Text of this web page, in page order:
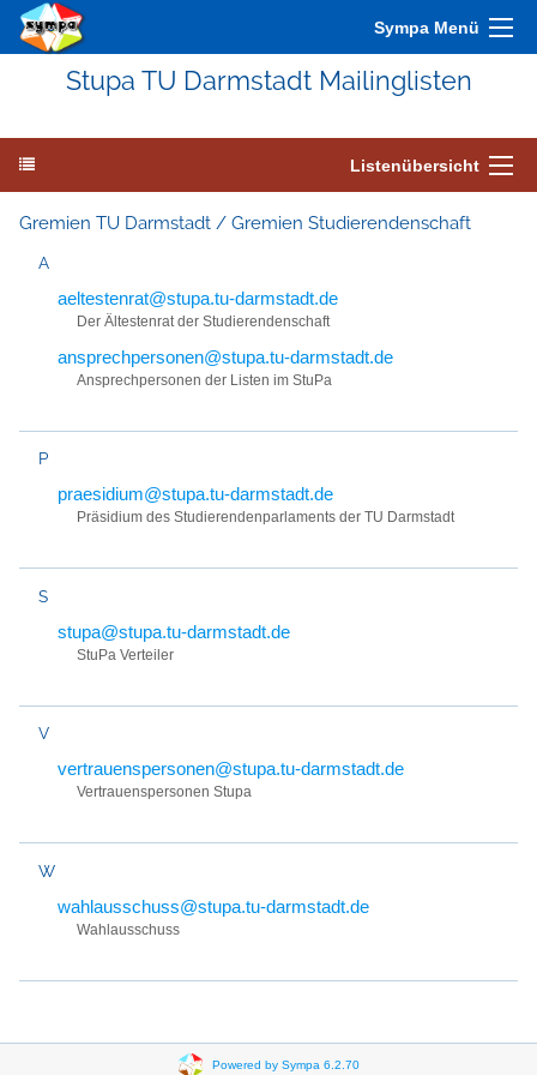
Sympa Menü
Stupa TU Darmstadt Mailinglisten
Listenübersicht
Gremien TU Darmstadt / Gremien Studierendenschaft
A
aeltestenrat@stupa.tu-darmstadt.de
Der Ältestenrat der Studierendenschaft
ansprechpersonen@stupa.tu-darmstadt.de
Ansprechpersonen der Listen im StuPa
P
praesidium@stupa.tu-darmstadt.de
Präsidium des Studierendenparlaments der TU Darmstadt
S
stupa@stupa.tu-darmstadt.de
StuPa Verteiler
V
vertrauenspersonen@stupa.tu-darmstadt.de
Vertrauenspersonen Stupa
W
wahlausschuss@stupa.tu-darmstadt.de
Wahlausschuss
Powered by Sympa 6.2.70